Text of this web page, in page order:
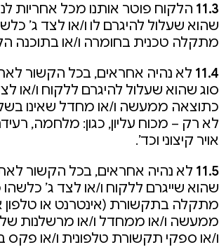
11.3 הלקוח פוטר אותנו מכל אחריות
שהוא שעלול להיגרם לו ו/או לצד ג’
מתקלה טכנית בחומרה ו/או בתוכנה
11.4 לא נהיה אחראים, בכל הקשור
סוג שהוא שעלול להיגרם ללקוח ו/או
כתוצאה ממעשה ו/או מחדל שאינו
לא רק – מכוח עליון, כגון: מלחמה,
אויר קיצוני וכד’.
11.5 לא נהיה אחראים, בכל הקשור
שהוא שייגרם ללקוח ו/או לצד ג’
מתקלה בתקשורת (אינטרנט או
ממעשה ו/או ממחדל ו/או מרשלנות של
ו/או ספקי תקשורת טלפונית ו/או